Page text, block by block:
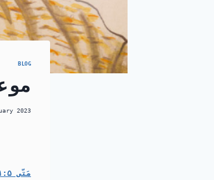
BLOG
2023
مَتّی ۵:‏۱–‏۷:‏۲۹